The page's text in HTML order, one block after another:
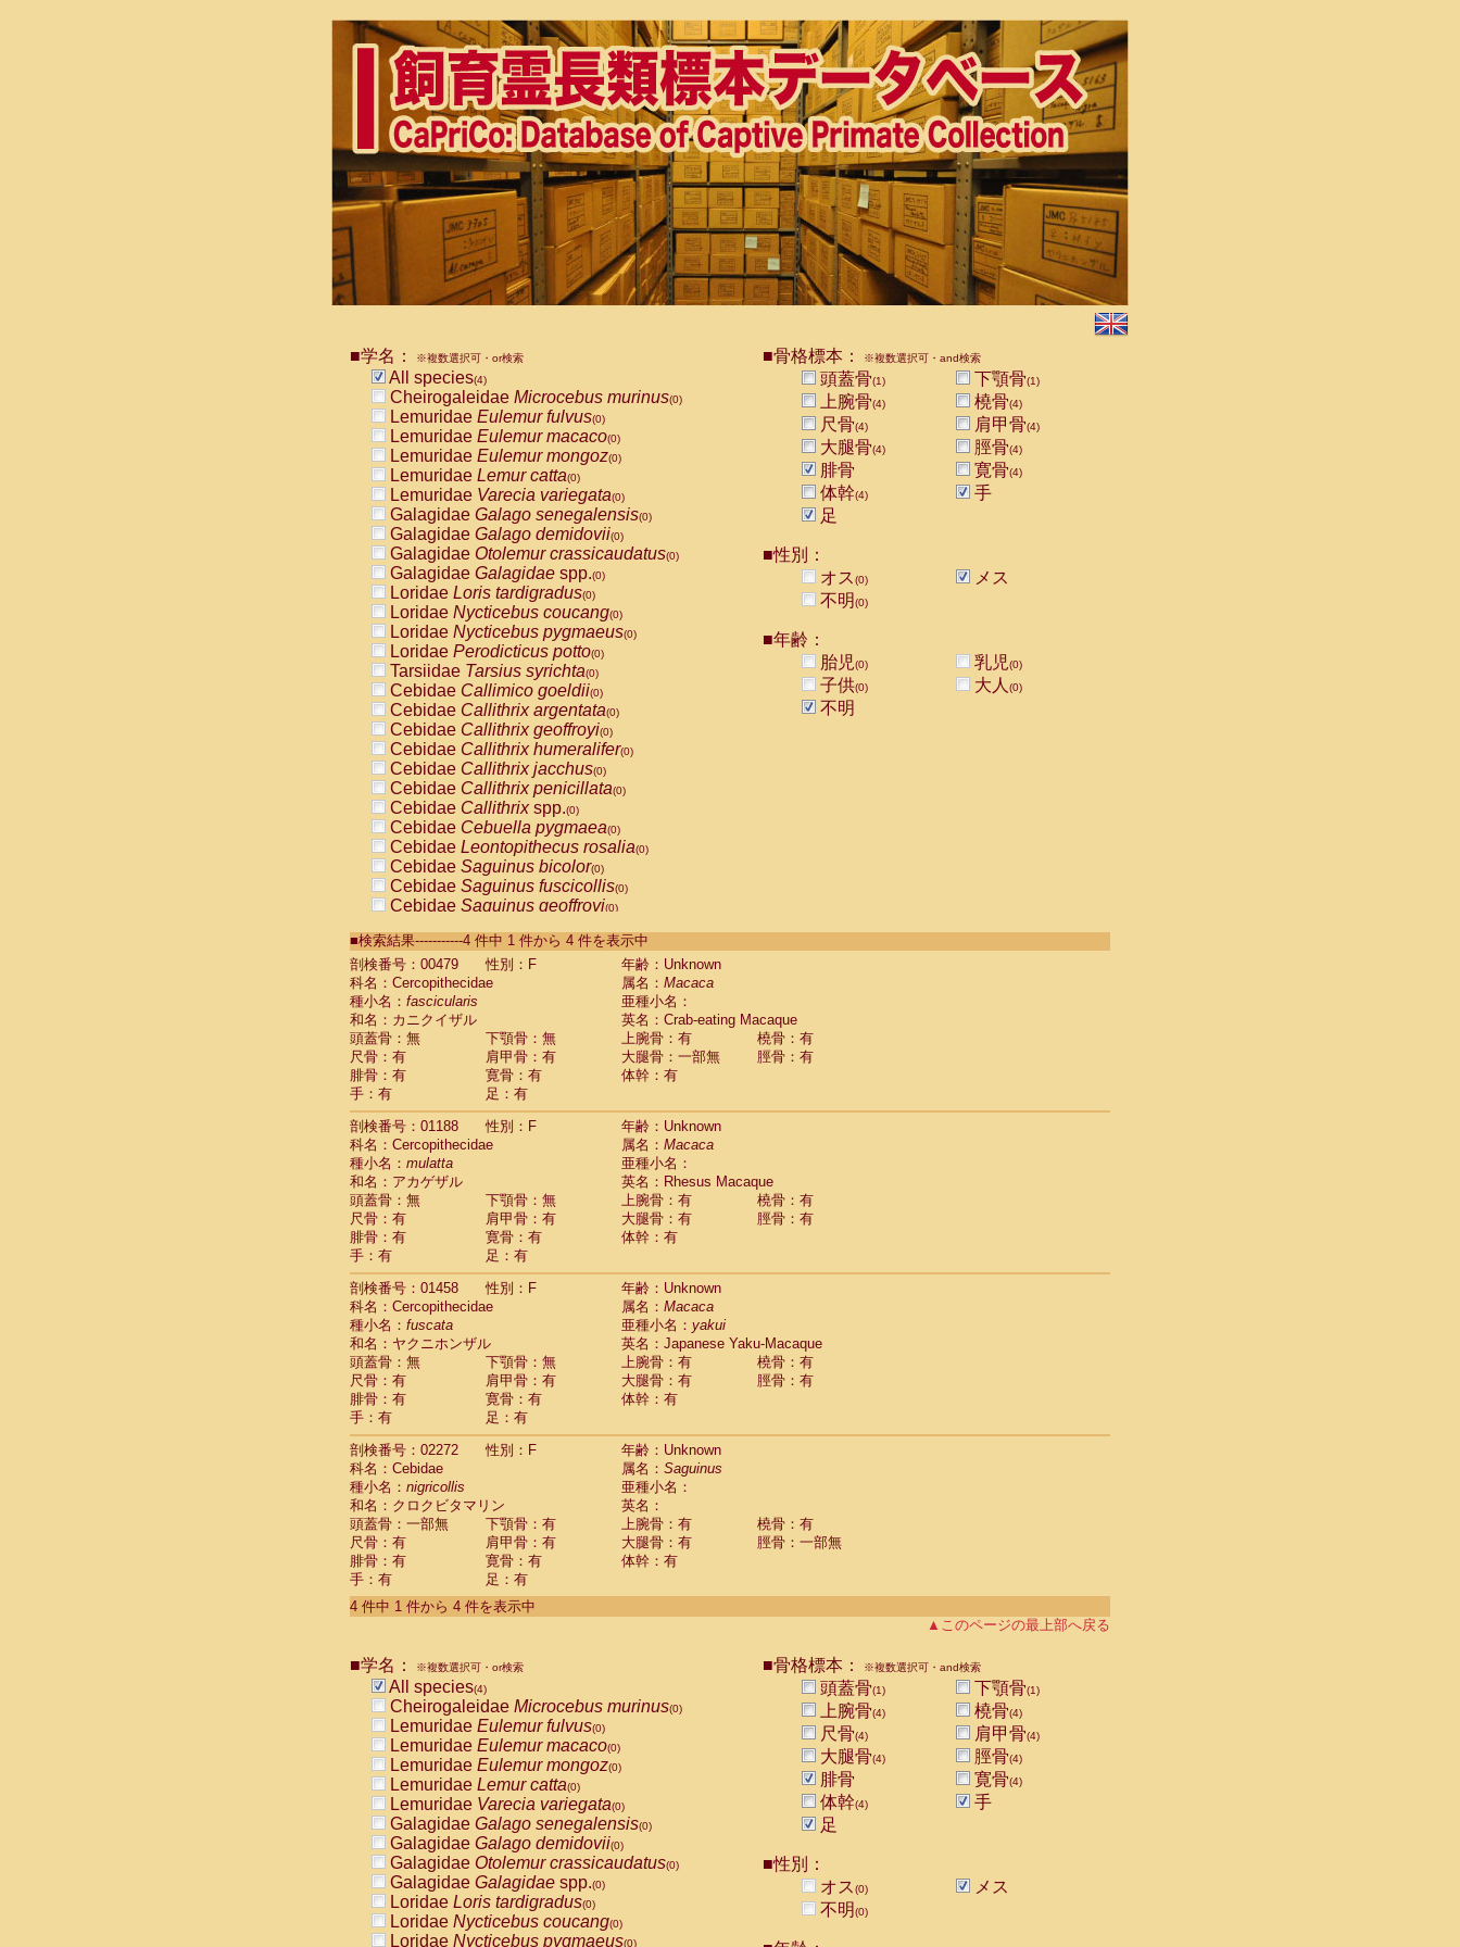
■学名： ※複数選択可・or検索
All species(4)
Cheirogaleidae Microcebus murinus(0)
Lemuridae Eulemur fulvus(0)
Lemuridae Eulemur macaco(0)
Lemuridae Eulemur mongoz(0)
Lemuridae Lemur catta(0)
Lemuridae Varecia variegata(0)
Galagidae Galago senegalensis(0)
Galagidae Galago demidovii(0)
Galagidae Otolemur crassicaudatus(0)
Galagidae Galagidae spp.(0)
Loridae Loris tardigradus(0)
Loridae Nycticebus coucang(0)
Loridae Nycticebus pygmaeus(0)
Loridae Perodicticus potto(0)
Tarsiidae Tarsius syrichta(0)
Cebidae Callimico goeldii(0)
Cebidae Callithrix argentata(0)
Cebidae Callithrix geoffroyi(0)
Cebidae Callithrix humeralifer(0)
Cebidae Callithrix jacchus(0)
Cebidae Callithrix penicillata(0)
Cebidae Callithrixspp.(0)
Cebidae Cebuella pygmaea(0)
Cebidae Leontopithecus rosalia(0)
Cebidae Saguinus bicolor(0)
Cebidae Saguinus fuscicollis(0)
Cebidae Saguinus geoffroyi(0)
CebidaeSaguinus labiatus(0)
Cebidae Saguinus leucopus (0)
CebidaeSaguinus midas
CebidaeSaguinus mystax
CebidaeSaguinus nigricollis (1)
Cebidae Saguinus oedipus
Cebidae Saguinus weddelli
Cebidae Saguinusspp.
Cebidae Aotus trivirgatus
Cebidae Cebus albifrons
CebidaeCebus apella
Cebidae
CebidaeCebus nigrivittatus
Cebidae Cebusspp.(0)
Cebidae Saimiri boliviensis
Cebidae Saimiri sciureus
Atelidae Alouatta caraya
AtelidaeAlouatta fusca
AtelidaeAlouatta seniculus
AtelidaeAlouatta
Atelidae Ateles belzebuth
Atelidae Ateles geoffroyi
Atelidae Ateles paniscus
Atelidae Atelesspp.
Atelidae Lagothrix lagothricha
AtelidaeLagothrix lagothricha cana(0)
Pitheciidae Cacajao calvus rubicundus (0)
Pitheciidae Callicebus cupreus(0)
Pitheciidae Callicebus donacophilus(0)
PitheciidaeCallicebus moloch(0)
Pitheciidae Callicebus torquatus(0)
Pitheciidae Callicebus
Pitheciidae Chiropotes satanas
Pitheciidae Pithecia monachus
PitheciidaePithecia pithecia
CercopithecidaeCercocebus torquatus atys
Cercopithecidae
CercopithecidaeCercocebus torquatus torquatus
CercopithecidaeCercocebus
CercopithecidaeCercocebusspp.
CercopithecidaeLophocebus albigena
CercopithecidaePapio anubis
CercopithecidaePapio cynocephalus
CercopithecidaePapio hamadryas
CercopithecidaePapio papio(0)
CercopithecidaePapiospp.(0)
CercopithecidaeMandrillus leucophaeus
CercopithecidaeMandrillus sphinx
CercopithecidaeTheropithecus gelada
CercopithecidaeMacaca arctoides
■骨格標本： ※複数選択可・and検索
頭蓋骨(1) 下顎骨(1)
上腕骨(4) 橈骨(4)
尺骨(4) 肩甲骨(4)
大腿骨(4) 脛骨(4)
腓骨 寛骨(4)
体幹(4)
手
足
■性別：
オス(0)
メス
不明(0)
■年齢：
胎児(0) 乳児(0)
子供(0) 大人 (0)
不明
■検索結果-----------4 件中 1 件から 4 件を表示中
剖検番号：00479
性別：F
年齢：Unknown
科名：Cercopithecidae
属名： Macaca
種小名： fascicularis
亜種小名：
和名：カニクイザル
英名：Crab-eating Macaque
頭蓋骨：無
下顎骨：無 上腕骨：有
橈骨：有
尺骨：有
肩甲骨：有 大腿骨：一部無
脛骨：有
腓骨：有
寛骨：有
体幹：有
手：有
足：有
剖検番号：01188
性別：F
年齢：Unknown
科名：Cercopithecidae
属名： Macaca
種小名： mulatta
亜種小名：
和名：アカゲザル
英名：Rhesus Macaque
頭蓋骨：無
下顎骨：無 上腕骨：有
橈骨：有
尺骨：有
肩甲骨：有 大腿骨：有
脛骨：有
腓骨：有
寛骨：有
体幹：有
手：有
足：有
剖検番号：01458
性別：F
年齢：Unknown
科名：Cercopithecidae
属名： Macaca
種小名： fuscata 亜種小名： yakui
和名：ヤクニホンザル
英名：Japanese Yaku-Macaque
頭蓋骨：無
下顎骨：無 上腕骨：有
橈骨：有
尺骨：有
肩甲骨：有 大腿骨：有
脛骨：有
腓骨：有
寛骨：有
体幹：有
手：有
足：有
剖検番号：02272
性別：F
年齢：Unknown
科名：Cebidae
属名： Saguinus
種小名： nigricollis
亜種小名：
和名：クロクビタマリン
英名：
頭蓋骨：一部無
下顎骨：有 上腕骨：有
橈骨：有
尺骨：有
肩甲骨：有 大腿骨：有
脛骨：一部無
腓骨：有
寛骨：有
体幹：有
手：有
足：有
4 件中 1 件から 4 件を表示中
▲このページの最上部へ戻る
■学名： ※複数選択可・or検索
All species(4)
Cheirogaleidae Microcebus murinus(0)
Lemuridae Eulemur fulvus(0)
Lemuridae Eulemur macaco(0)
Lemuridae Eulemur mongoz(0)
Lemuridae Lemur catta(0)
Lemuridae Varecia variegata(0)
Galagidae Galago senegalensis(0)
Galagidae Galago demidovii(0)
Galagidae Otolemur crassicaudatus(0)
Galagidae Galagidae spp.(0)
Loridae Loris tardigradus(0)
Loridae Nycticebus coucang(0)
Loridae Nycticebus pygmaeus(0)
■骨格標本： ※複数選択可・and検索
頭蓋骨(1) 下顎骨(1)
上腕骨(4) 橈骨(4)
尺骨(4) 肩甲骨(4)
大腿骨(4) 脛骨(4)
腓骨 寛骨(4)
体幹(4)
手
足
■性別：
オス(0)
メス
不明(0)